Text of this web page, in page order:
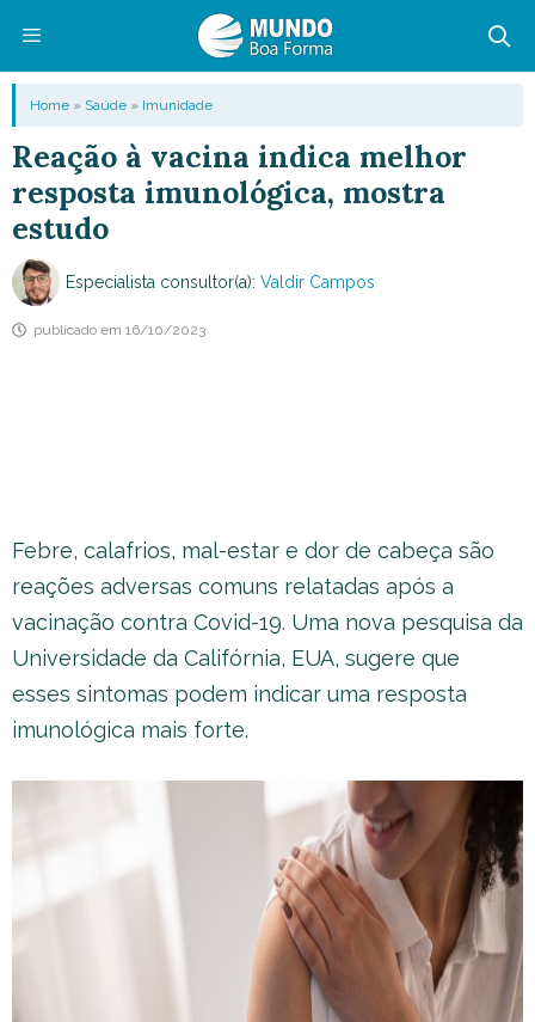
conteúdo
Menu
Home » Saúde » Imunidade
Reação à vacina indica melhor
resposta imunológica, mostra
estudo
Especialista consultor(a): Valdir Campos
publicado em 16/10/2023
Febre, calafrios, mal-estar e dor de cabeça são
reações adversas comuns relatadas após a
vacinação contra Covid-19. Uma nova pesquisa da
Universidade da Califórnia, EUA, sugere que
esses sintomas podem indicar uma resposta
imunológica mais forte.